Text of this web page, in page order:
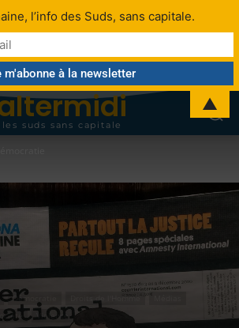
les suds sans capitale
Démocratie Droits de l'Homme
Violence
l’info des Suds, sans capitale.
▲